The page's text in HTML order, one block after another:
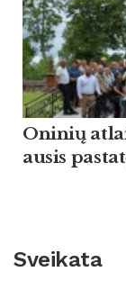
Oninių
ausis
Sveikata